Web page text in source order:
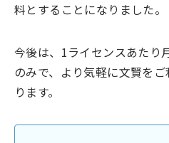
料とすることになりました。
今後は、1ライセンスあたり
のみで、より気軽に文賢を
ります。